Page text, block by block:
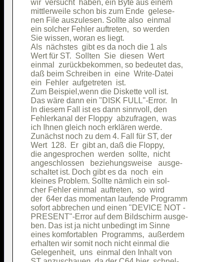
wir  versucht  haben, ein Byte aus einem
mittlerweile schon bis zum Ende  gelese-
nen File auszulesen. Sollte also  einmal
ein solcher Fehler auftreten,  so werden
Sie wissen, woran es liegt.
Als  nächstes  gibt es da noch die 1 als
Wert für ST.  Sollten  Sie  diesen  Wert
einmal  zurückbekommen, so bedeutet das,
daß beim Schreiben in  eine  Write-Datei
ein  Fehler  aufgetreten  ist.
Zum Beispiel,wenn die Diskette voll ist.
Das wäre dann ein "DISK FULL"-Error.  In
In diesem Fall ist es dann sinnvoll, den
Fehlerkanal der Floppy  abzufragen,  was
ich Ihnen gleich noch erklären werde.
Zunächst noch zu dem 4. Fall für ST, der
Wert  128.  Er  gibt an, daß die Floppy,
die angesprochen  werden  sollte,  nicht
angeschlossen   beziehungsweise   ausge-
schaltet ist. Doch gibt es da  noch  ein
kleines Problem. Sollte nämlich ein sol-
cher Fehler einmal  auftreten,  so  wird
der  64er das momentan laufende Programm
sofort abbrechen und einen "DEVICE NOT -
PRESENT"-Error auf dem Bildschirm ausge-
ben. Das ist ja nicht unbedingt im Sinne
eines komfortablen  Programms,  außerdem
erhalten wir somit noch nicht einmal die
Gelegenheit,  uns  einmal den Inhalt von